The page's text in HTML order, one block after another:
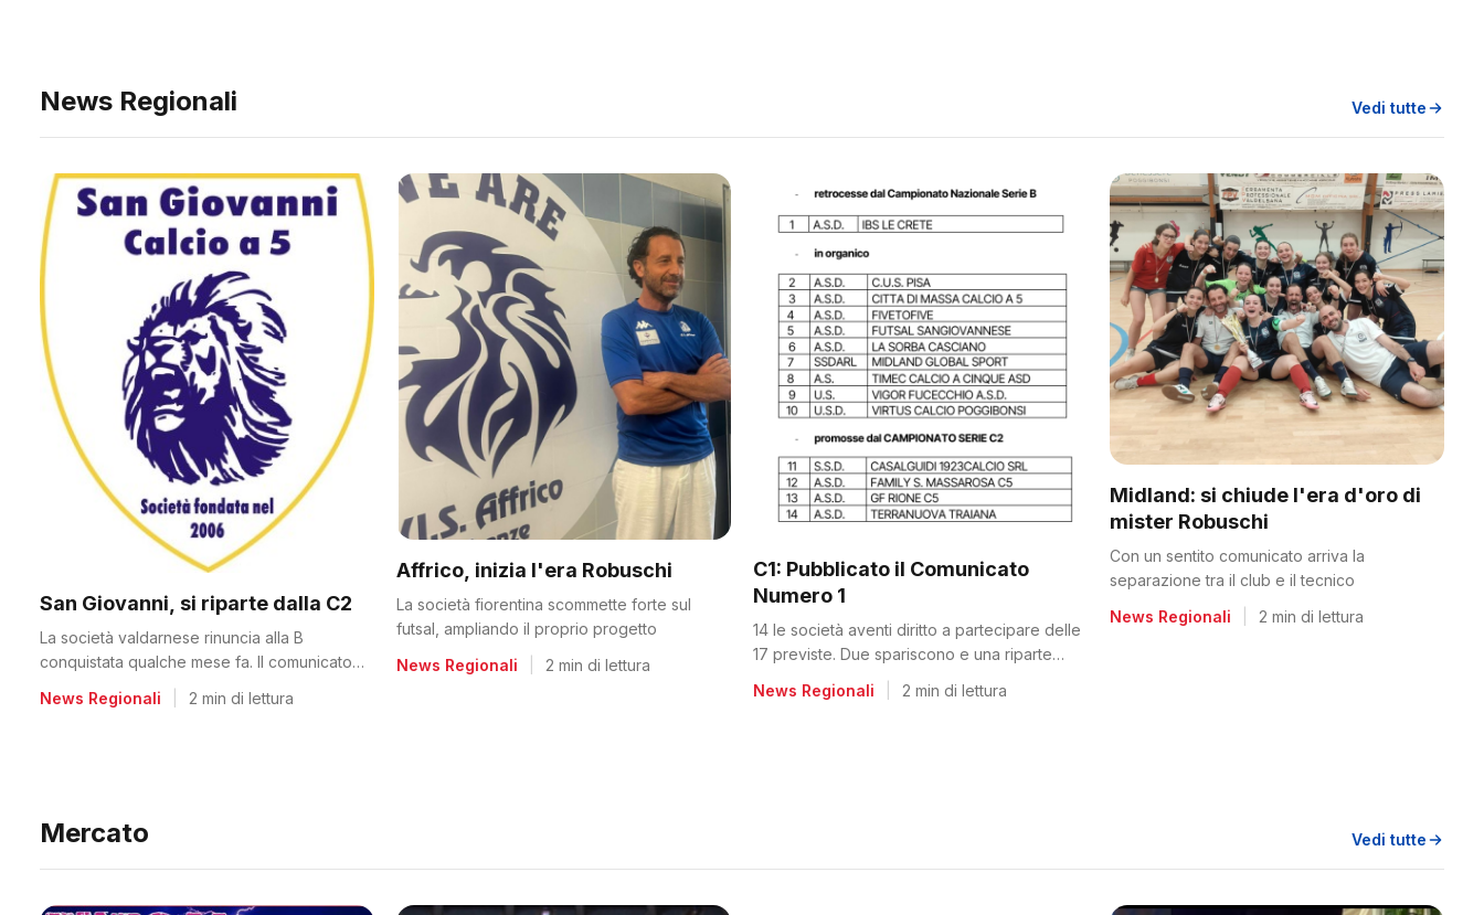
News Regionali Vedi tutte
San Giovanni, si riparte dalla C2
La società valdarnese rinuncia alla B
conquistata qualche mese fa. Il comunicato
News Regionali 2 min di lettura
Affrico, inizia l'era Robuschi
La società fiorentina scommette forte sul
futsal, ampliando il proprio progetto
News Regionali
2 min di lettura
C1: Pubblicato il Comunicato
Numero 1
14 le società aventi diritto a partecipare delle
17 previste. Due spariscono e una riparte
News Regionali 2 min di lettura
Midland: si chiude l'era d'oro di
mister Robuschi
Con un sentito comunicato arriva la
separazione tra il club e il tecnico
News Regionali
2 min di lettura
Mercato Vedi tutte